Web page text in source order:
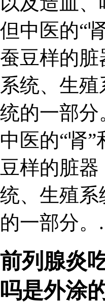
但中医的“
蚕豆样的
系统、生
统的一部分
中医的“肾
豆样的脏
统、生殖
的一部分。.
前列腺炎
吗是外涂